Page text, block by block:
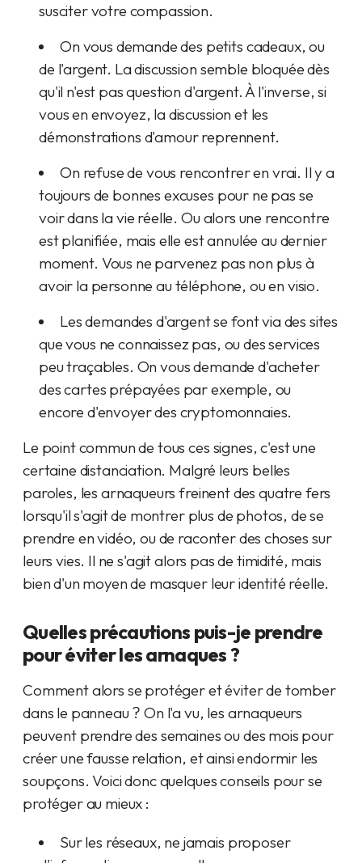
susciter votre compassion.
On vous demande des petits cadeaux, ou
de l'argent. La discussion semble bloquée dès
qu'il n'est pas question d'argent. À l'inverse, si
vous en envoyez, la discussion et les
démonstrations d'amour reprennent.
On refuse de vous rencontrer en vrai. Il y a
toujours de bonnes excuses pour ne pas se
voir dans la vie réelle. Ou alors une rencontre
est planifiée, mais elle est annulée au dernier
moment. Vous ne parvenez pas non plus à
avoir la personne au téléphone, ou en visio.
Les demandes d'argent se font via des sites
que vous ne connaissez pas, ou des services
peu traçables. On vous demande d'acheter
des cartes prépayées par exemple, ou
encore d'envoyer des cryptomonnaies.
Le point commun de tous ces signes, c'est une
certaine distanciation. Malgré leurs belles
paroles, les arnaqueurs freinent des quatre fers
lorsqu'il s'agit de montrer plus de photos, de se
prendre en vidéo, ou de raconter des choses sur
leurs vies. Il ne s'agit alors pas de timidité, mais
bien d'un moyen de masquer leur identité réelle.
Quelles précautions puis-je prendre
pour éviter les arnaques ?
Comment alors se protéger et éviter de tomber
dans le panneau ? On l'a vu, les arnaqueurs
peuvent prendre des semaines ou des mois pour
créer une fausse relation, et ainsi endormir les
soupçons. Voici donc quelques conseils pour se
protéger au mieux :
Sur les réseaux, ne jamais proposer